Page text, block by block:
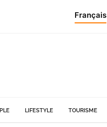
Français
LIFESTYLE TOURISME